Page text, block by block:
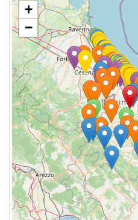
LUOGHI
A
DOG
OFFERTE
A
DOG
INFO
+
−